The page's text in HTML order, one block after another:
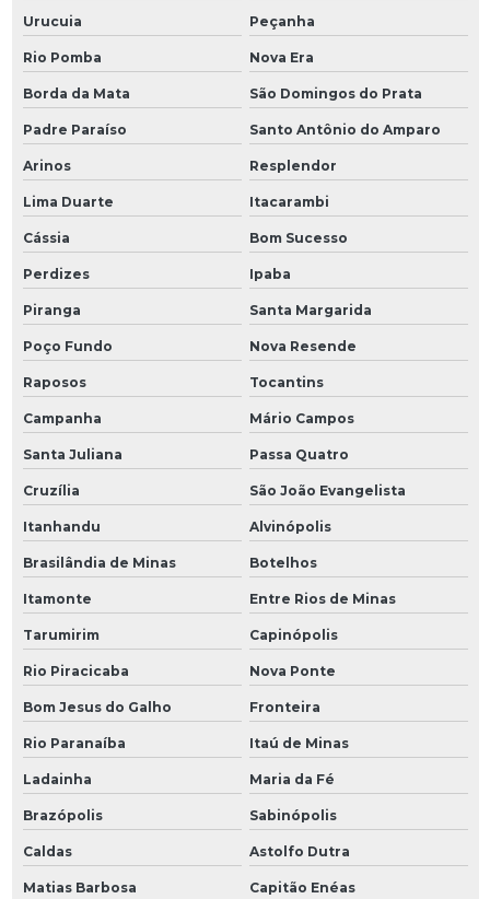
Urucuia Peçanha
Rio Pomba Nova Era
Borda da Mata São Domingos do Prata
Padre Paraíso Santo Antônio do Amparo
Arinos Resplendor
Lima Duarte Itacarambi
Cássia Bom Sucesso
Perdizes Ipaba
Piranga Santa Margarida
Poço Fundo Nova Resende
Raposos Tocantins
Campanha Mário Campos
Santa Juliana Passa Quatro
Cruzília São João Evangelista
Itanhandu Alvinópolis
Brasilândia de Minas Botelhos
Itamonte Entre Rios de Minas
Tarumirim Capinópolis
Rio Piracicaba Nova Ponte
Bom Jesus do Galho Fronteira
Rio Paranaíba Itaú de Minas
Ladainha Maria da Fé
Brazópolis Sabinópolis
Caldas Astolfo Dutra
Matias Barbosa Capitão Enéas